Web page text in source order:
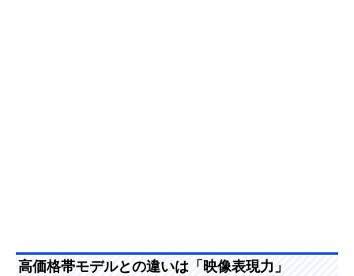
高価格帯モデルとの違いは「映像表現力」